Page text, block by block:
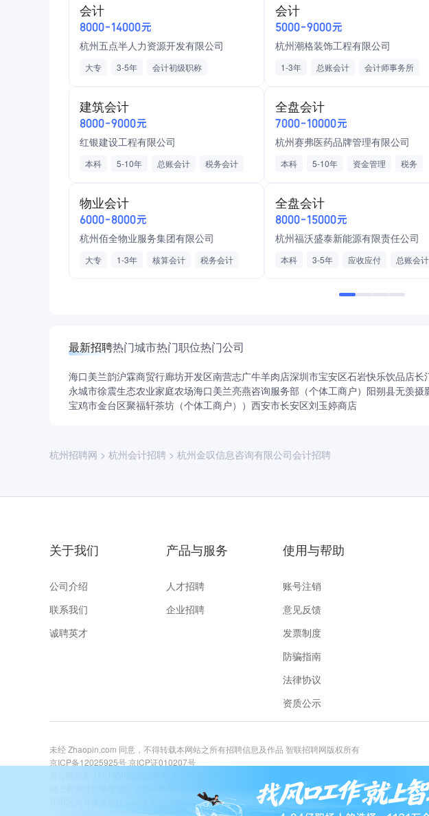
会计
8000-14000元
杭州五点半人力资源开发有限公司
大专 3-5年
会计初级职称
月结
会计
5000-9000元
杭州潮格装饰工程有限公司
1-3年 总账会计
会计师事务所
会计从业资格证书
装饰装修
建筑会计
8000-9000元
红银建设工程有限公司
本科 5-10年 总账会计
税务会计
财务/审计/税务
全盘会计
7000-10000元
杭州赛弗医药品牌管理有限公司
本科 5-10年 资金管理
税务
物业会计
6000-8000元
杭州佰全物业服务集团有限公司
大专 1-3年 核算会计
税务会计
全盘会计
8000-15000元
杭州福沃盛泰新能源有限责任公司
本科 3-5年 应收应付
总账会计
财务/审计/税务
最新招聘热门城市热门职位热门公司
海口美兰韵沪霖商贸行廊坊开发区南营志广牛羊肉店深圳市宝安区石岩快乐饮品店长
永城市徐震生态农业家庭农场海口美兰亮燕咨询服务部（个体工商户） 阳朔县无羡摄
宝鸡市金台区聚福轩茶坊（个体工商户）） 西安市长安区刘玉婷商店
杭州招聘网 > 杭州会计招聘 > 杭州金叹信息咨询有限公司会计招聘
关于我们
公司介绍
联系我们
诚聘英才
产品与服务
人才招聘
企业招聘
使用与帮助
账号注销
意见反馈
发票制度
防骗指南
法律协议
资质公示
未经 Zhaopin.com 同意，不得转载本网站之所有招聘信息及作品 智联招聘网版权所有
京ICP备12025925号京ICP证010207号
违法不良信息举报电话:400-885-9898 关爱未成年举报热线:400-885-9898-3